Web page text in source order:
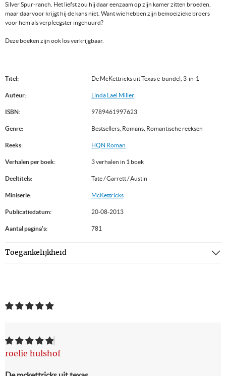
Silver Spur-ranch. Het liefst zou hij daar eenzaam op zijn kamer zitten broeden,
maar daarvoor krijgt hij de kans niet. Want wie hebben zijn bemoeizieke broers
voor hem als verpleegster ingehuurd?
Deze boeken zijn ook los verkrijgbaar.
Titel: De McKettricks uit Texas e-bundel, 3-in-1
Auteur: Linda Lael Miller
ISBN: 9789461997623
Genre: Bestsellers, Romans, Romantische reeksen
Reeks: HQN Roman
Verhalen per boek: 3 verhalen in 1 boek
Deeltitels: Tate / Garrett / Austin
Miniserie: McKettricks
Publicatiedatum: 20-08-2013
Aantal pagina's: 781
Toegankelijkheid
roelie hulshof